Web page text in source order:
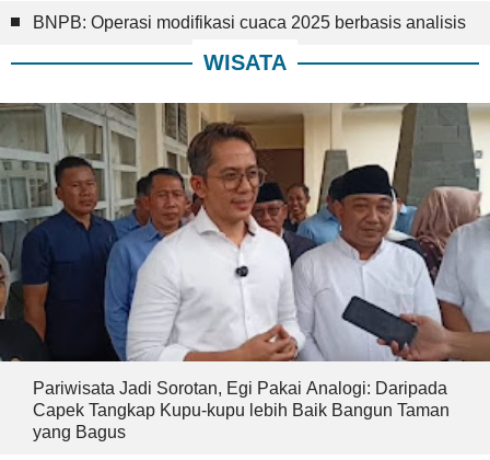
BNPB: Operasi modifikasi cuaca 2025 berbasis analisis
WISATA
Pariwisata Jadi Sorotan, Egi Pakai Analogi: Daripada
Capek Tangkap Kupu-kupu lebih Baik Bangun Taman
yang Bagus